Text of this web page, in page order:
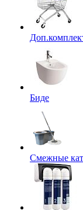
Биде
Смежные